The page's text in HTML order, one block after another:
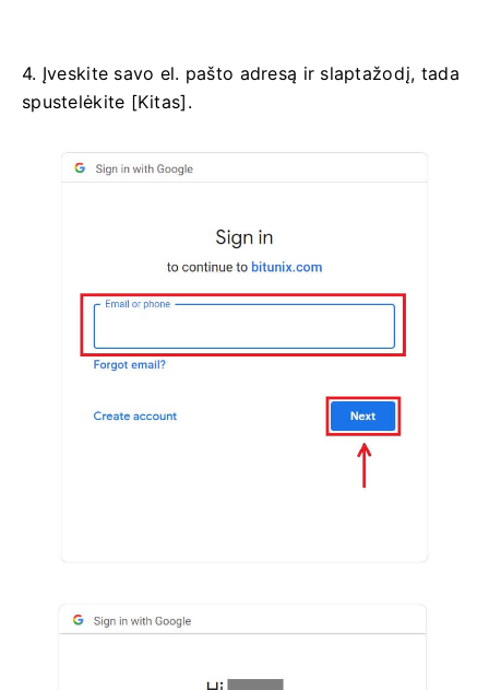
4. Įveskite savo el. pašto adresą ir slaptažodį, tada
spustelėkite [Kitas].